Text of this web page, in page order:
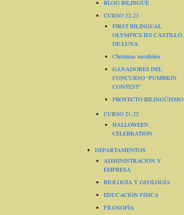
BLOG BILINGÜE
CURSO 22-23
FIRST BILINGUAL
OLYMPICS IES CASTILLO
DE LUNA
Christmas navideños
GANADORES DEL
CONCURSO “PUMBKIN
CONTEST”
PROYECTO BILINGÜISMO
CURSO 21-22
HALLOWEEN
CELEBRATION
DEPARTAMENTOS
ADMINISTRACIÓN Y
EMPRESA
BIOLOGÍA Y GEOLOGÍA
EDUCACIÓN FÍSICA
FILOSOFÍA